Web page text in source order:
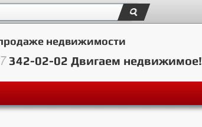
недвижимости
342-02-02 Двигаем недвижимое!